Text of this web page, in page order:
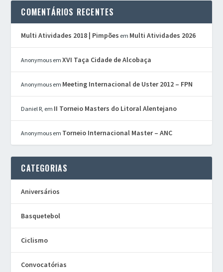
COMENTÁRIOS RECENTES
Multi Atividades 2018 | Pimpões em Multi Atividades 2026
Anonymous emXVI Taça Cidade de Alcobaça
Anonymous em Meeting Internacional de Uster 2012 – FPN
Daniel R, em II Torneio Masters do Litoral Alentejano
Anonymous em Torneio Internacional Master – ANC
CATEGORIAS
Aniversários
Basquetebol
Ciclismo
Convocatórias